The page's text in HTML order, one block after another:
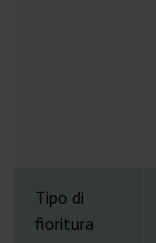
Tipo di
fioritura